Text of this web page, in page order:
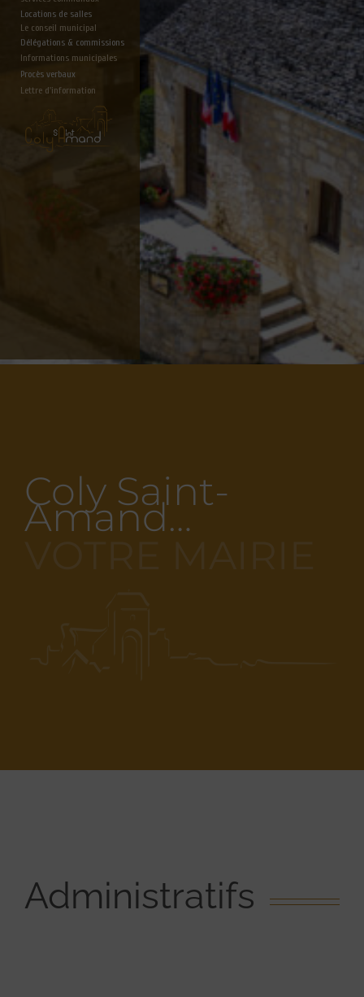
Locations de salles
Le conseil municipal
Délégations & commissions
Informations municipales
Lettre d'information
Procès verbaux
Coly Saint-
Amand…
Administratifs